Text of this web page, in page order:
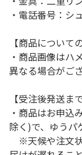
・電話番号：シ
【商品について
・商品画像はハ
異なる場合がご
【受注後発送ま
・商品はお申込
除く)で、ゆうパ
※天候や注文